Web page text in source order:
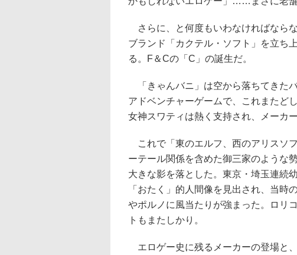
さらに、と何度もいわなければなら
ブランド「カクテル・ソフト」を立ち
る。F＆Cの「C」の誕生だ。
「きゃんバニ」は空から落ちてきた
アドベンチャーゲームで、これまたど
女神スワティは熱く支持され、メーカ
これで「東のエルフ、西のアリスソ
ーテール関係を含めた御三家のような
大きな影を落とした。東京・埼玉連続
「おたく」的人間像を見出され、当時
やポルノに風当たりが強まった。ロリ
トもまたしかり。
エロゲー史に残るメーカーの登場と